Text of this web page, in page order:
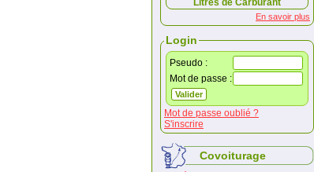
Litres de Carburant
En savoir plus
Login
Pseudo :
Mot de passe :
Mot de passe oublié ?
S'inscrire
Covoiturage